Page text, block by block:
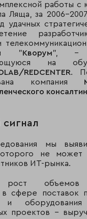
работы с
Ляща, за 2006-
удачных
"Кворум", –
на
REDCENTER.
компания
мы
не может
ИТ-рынка.
рост объемов
в сфере поставок
и
проектов –